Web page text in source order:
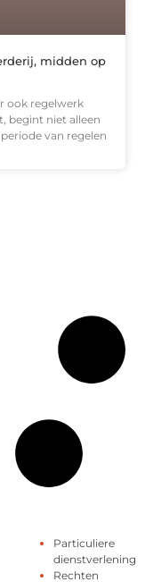
midden op
ook regelwerk
begint niet alleen
van regelen
Particuliere
dienstverlening
Rechten